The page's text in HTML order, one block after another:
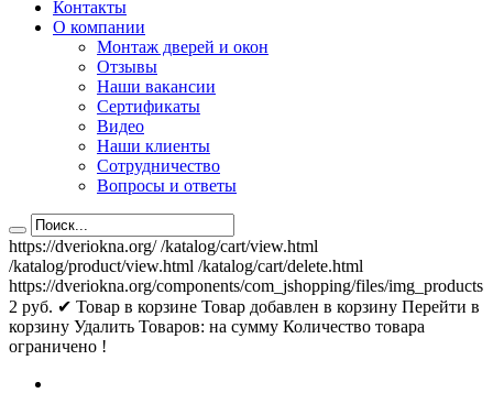
Контакты
О компании
Монтаж дверей и окон
Отзывы
Наши вакансии
Сертификаты
Видео
Наши клиенты
Сотрудничество
Вопросы и ответы
https://dveriokna.org/ /katalog/cart/view.html
/katalog/product/view.html /katalog/cart/delete.html
https://dveriokna.org/components/com_jshopping/files/img_products
2 руб. ✔ Товар в корзине Товар добавлен в корзину Перейти в
корзину Удалить Товаров: на сумму Количество товара
ограничено !